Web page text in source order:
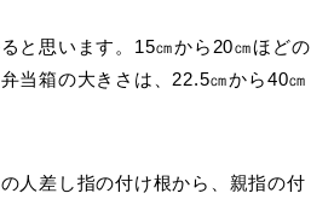
と思います。15㎝から20㎝ほどの
当箱の大きさは、22.5㎝から40㎝
人差し指の付け根から、親指の付